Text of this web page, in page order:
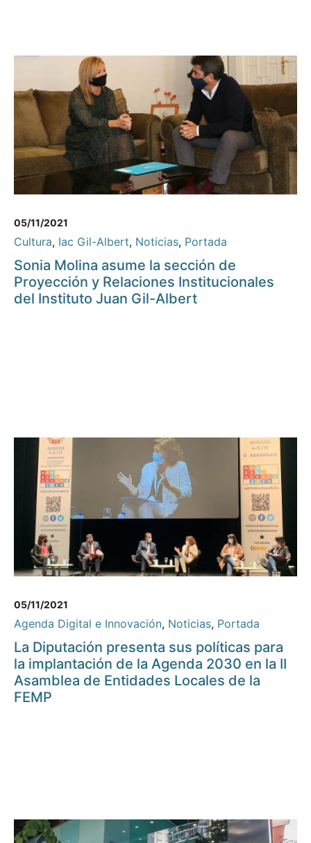
05/11/2021
Cultura, Iac Gil-Albert, Noticias, Portada
Sonia Molina asume la sección de
Proyección y Relaciones Institucionales
del Instituto Juan Gil-Albert
05/11/2021
Agenda Digital e Innovación, Noticias, Portada
La Diputación presenta sus políticas para
la implantación de la Agenda 2030 en la II
Asamblea de Entidades Locales de la
FEMP